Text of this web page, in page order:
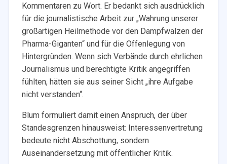
Kommentaren zu Wort. Er bedankt sich ausdrücklich
für die journalistische Arbeit zur „Wahrung unserer
großartigen Heilmethode vor den Dampfwalzen der
Pharma-Giganten“ und für die Offenlegung von
Hintergründen. Wenn sich Verbände durch ehrlichen
Journalismus und berechtigte Kritik angegriffen
fühlten, hätten sie aus seiner Sicht „ihre Aufgabe
nicht verstanden“.
Blum formuliert damit einen Anspruch, der über
Standesgrenzen hinausweist: Interessenvertretung
bedeute nicht Abschottung, sondern
Auseinandersetzung mit öffentlicher Kritik.